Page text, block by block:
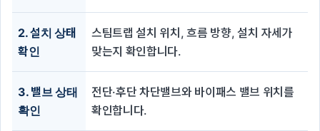
2. 설치 상태
확인
스팀트랩 설치 위치, 흐름 방향, 설치 자세가
맞는지 확인합니다.
3. 밸브 상태
확인
전단·후단 차단밸브와 바이패스 밸브 위치를
확인합니다.